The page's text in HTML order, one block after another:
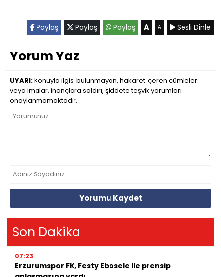
Paylaş Paylaş Paylaş A A Sesli Dinle
Yorum Yaz
UYARI:Konuyla ilgisi bulunmayan, hakaret içeren cümleler
veya imalar, inançlara saldırı, şiddete teşvik yorumları
onaylanmamaktadır.
Yorumu Kaydet
Son Dakika
07:23
Erzurumspor FK, Festy Ebosele ile prensip